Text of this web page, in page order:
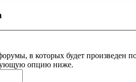
в которых будет произведен
опцию ниже.